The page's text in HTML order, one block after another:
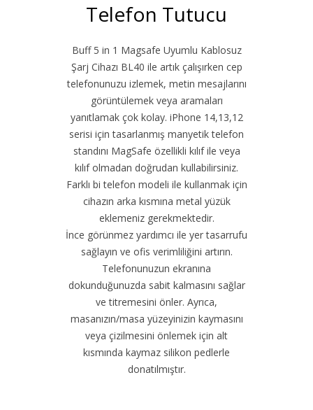
Telefon Tutucu
Buff 5 in 1 Magsafe Uyumlu Kablosuz
Şarj Cihazı BL40 ile artık çalışırken cep
telefonunuzu izlemek, metin mesajlarını
görüntülemek veya aramaları
yanıtlamak çok kolay. iPhone 14,13,12
serisi için tasarlanmış manyetik telefon
standını MagSafe özellikli kılıf ile veya
kılıf olmadan doğrudan kullabilirsiniz.
Farklı bi telefon modeli ile kullanmak için
cihazın arka kısmına metal yüzük
eklemeniz gerekmektedir.
İnce görünmez yardımcı ile yer tasarrufu
sağlayın ve ofis verimliliğini artırın.
Telefonunuzun ekranına
dokunduğunuzda sabit kalmasını sağlar
ve titremesini önler. Ayrıca,
masanızın/masa yüzeyinizin kaymasını
veya çizilmesini önlemek için alt
kısmında kaymaz silikon pedlerle
donatılmıştır.